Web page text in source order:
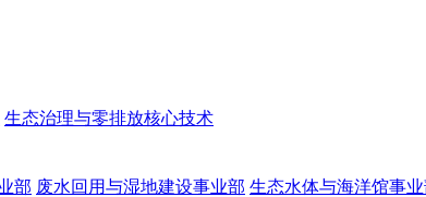
生态治理与零排放核心技术
部 废水回用与湿地建设事业部 生态水体与海洋馆事业